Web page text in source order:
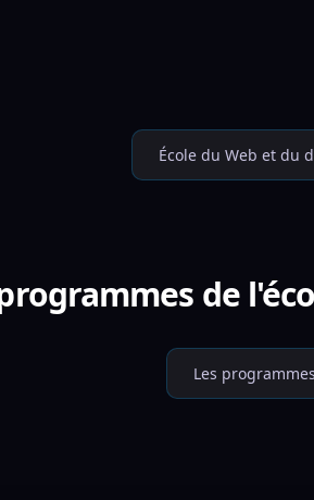
École du Web et du
de
Les programmes